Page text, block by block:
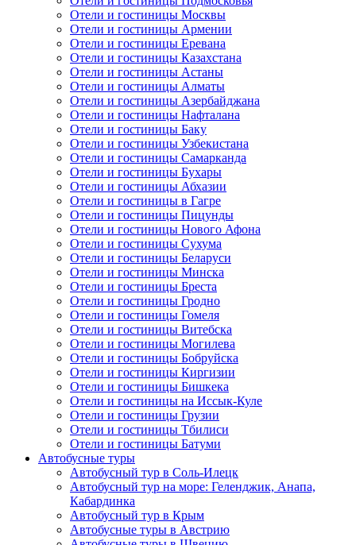
Отели и гостиницы Москвы
Отели и гостиницы Армении
Отели и гостиницы Еревана
Отели и гостиницы Казахстана
Отели и гостиницы Астаны
Отели и гостиницы Алматы
Отели и гостиницы Азербайджана
Отели и гостиницы Нафталана
Отели и гостиницы Баку
Отели и гостиницы Узбекистана
Отели и гостиницы Самарканда
Отели и гостиницы Бухары
Отели и гостиницы Абхазии
Отели и гостиницы в Гагре
Отели и гостиницы Пицунды
Отели и гостиницы Нового Афона
Отели и гостиницы Сухума
Отели и гостиницы Беларуси
Отели и гостиницы Минска
Отели и гостиницы Бреста
Отели и гостиницы Гродно
Отели и гостиницы Гомеля
Отели и гостиницы Витебска
Отели и гостиницы Могилева
Отели и гостиницы Бобруйска
Отели и гостиницы Киргизии
Отели и гостиницы Бишкека
Отели и гостиницы на Иссык-Куле
Отели и гостиницы Грузии
Отели и гостиницы Тбилиси
Отели и гостиницы Батуми
Автобусные туры
Автобусный тур в Соль-Илецк
Автобусный тур на море: Геленджик, Анапа,
Кабардинка
Автобусный тур в Крым
Автобусные туры в Австрию